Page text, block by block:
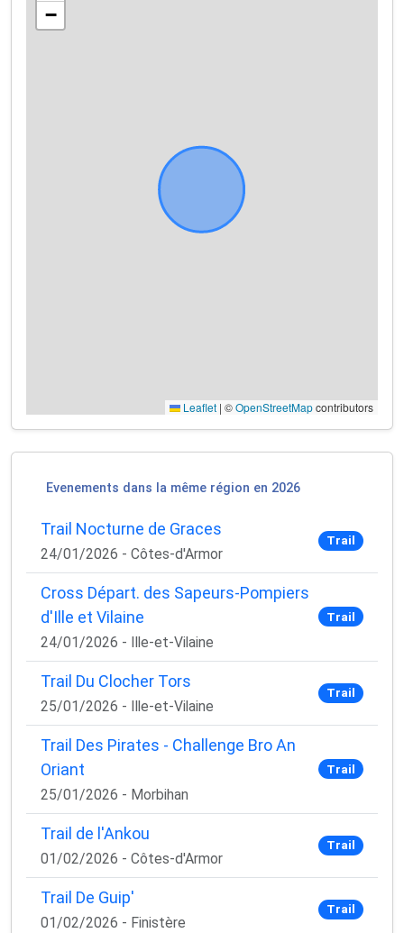
×
🚴‍♂️ Rejoignez la communauté des coureurs
et triathlètes passionnés
Rejoignez des milliers de sportifs passionnés et
recevez chaque mois :
✅ Des astuces de pros pour progresser plus vite
✅ Les dernières tendances matos & nutrition
−
Leaflet | ©OpenStreetMapcontributors
Evenements dans la même région en 2026
Trail Nocturne de Graces
24/01/2026 - Côtes-d'Armor
Trail
Cross Départ. des Sapeurs-Pompiers
d'Ille et Vilaine
24/01/2026 - Ille-et-Vilaine
Trail
Trail Du Clocher Tors
25/01/2026 - Ille-et-Vilaine
Trail
Trail Des Pirates - Challenge Bro An
Oriant
25/01/2026 - Morbihan
Trail
Trail de l'Ankou
01/02/2026 - Côtes-d'Armor
Trail
Trail De Guip'
01/02/2026 - Finistère
Trail